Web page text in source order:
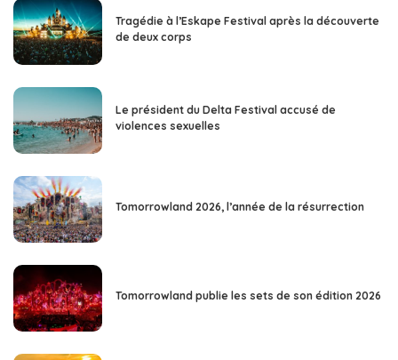
Tragédie à l’Eskape Festival après la découverte
de deux corps
Le président du Delta Festival accusé de
violences sexuelles
Tomorrowland 2026, l’année de la résurrection
Tomorrowland publie les sets de son édition 2026